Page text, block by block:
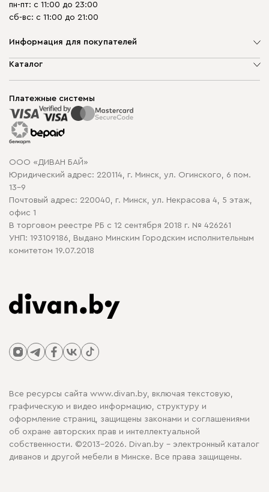
пн-пт: с 11:00 до 23:00
сб-вс: с 11:00 до 21:00
Информация для покупателей
О компании
Способы оплаты
Рассрочка и кредит
Гарантия
Карта сайта
Политика конфиденциальности
Политика в отношении обработки cookie
Каталог
Корпусная мебель
Распродажа мебели
Платежные системы
ООО «ДИВАН БАЙ»
Юридический адрес: 220114, г. Минск, ул. Огинского, 6 пом.
13-9
Почтовый адрес: 220040, г. Минск, ул. Некрасова 4, 5 этаж,
офис 1
В торговом реестре РБ с 12 сентября 2018 г. № 426261
УНП: 193109186, Выдано Минским Городским исполнительным
комитетом 19.07.2018
Все ресурсы сайта www.divan.by, включая текстовую,
графическую и видео информацию, структуру и
оформление страниц, защищены законами и соглашениями
об охране авторских прав и интеллектуальной
собственности. ©2013-2026. Divan.by - электронный каталог
диванов и другой мебели в Минске. Все права защищены.